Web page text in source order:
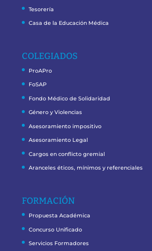
Tesorería
Casa de la Educación Médica
COLEGIADOS
ProAPro
FoSAP
Fondo Médico de Solidaridad
Género y Violencias
Asesoramiento impositivo
Asesoramiento Legal
Cargos en conflicto gremial
Aranceles éticos, mínimos y referenciales
FORMACIÓN
Propuesta Académica
Concurso Unificado
Servicios Formadores